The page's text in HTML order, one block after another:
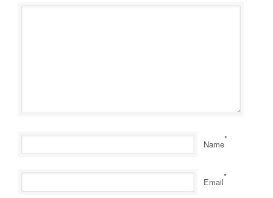
Name*
Email*